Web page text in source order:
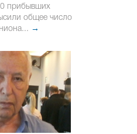
прибывших
общее число
→